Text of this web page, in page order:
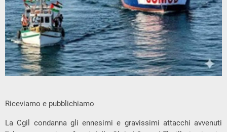
Riceviamo e pubblichiamo
La Cgil condanna gli ennesimi e gravissimi attacchi avvenuti